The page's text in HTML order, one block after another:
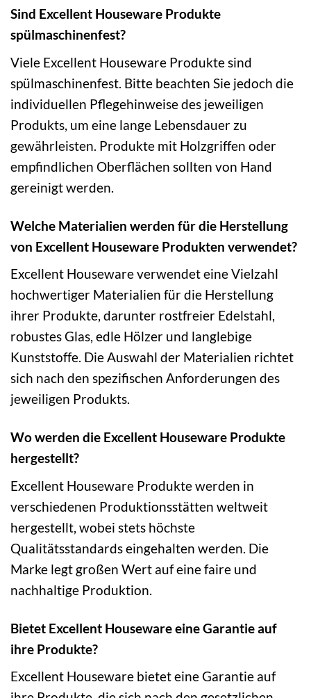
Sind Excellent Houseware Produkte
spülmaschinenfest?
Viele Excellent Houseware Produkte sind
spülmaschinenfest. Bitte beachten Sie jedoch die
individuellen Pflegehinweise des jeweiligen
Produkts, um eine lange Lebensdauer zu
gewährleisten. Produkte mit Holzgriffen oder
empfindlichen Oberflächen sollten von Hand
gereinigt werden.
Welche Materialien werden für die Herstellung
von Excellent Houseware Produkten verwendet?
Excellent Houseware verwendet eine Vielzahl
hochwertiger Materialien für die Herstellung
ihrer Produkte, darunter rostfreier Edelstahl,
robustes Glas, edle Hölzer und langlebige
Kunststoffe. Die Auswahl der Materialien richtet
sich nach den spezifischen Anforderungen des
jeweiligen Produkts.
Wo werden die Excellent Houseware Produkte
hergestellt?
Excellent Houseware Produkte werden in
verschiedenen Produktionsstätten weltweit
hergestellt, wobei stets höchste
Qualitätsstandards eingehalten werden. Die
Marke legt großen Wert auf eine faire und
nachhaltige Produktion.
Bietet Excellent Houseware eine Garantie auf
ihre Produkte?
Excellent Houseware bietet eine Garantie auf